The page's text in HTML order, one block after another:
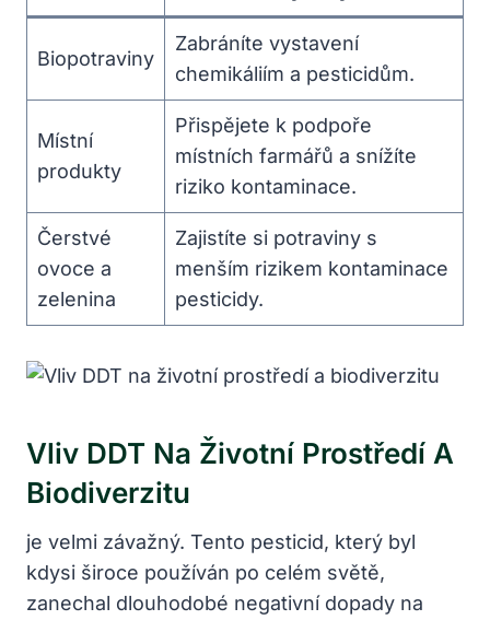
Biopotraviny
Zabráníte vystavení
chemikáliím a pesticidům.
Místní
produkty
Přispějete k podpoře
místních farmářů a snížíte
riziko kontaminace.
Čerstvé
ovoce a
zelenina
Zajistíte si potraviny s
menším rizikem kontaminace
pesticidy.
Vliv DDT Na Životní Prostředí A
Biodiverzitu
je velmi závažný. Tento pesticid, který byl
kdysi široce používán po celém světě,
zanechal dlouhodobé negativní dopady na